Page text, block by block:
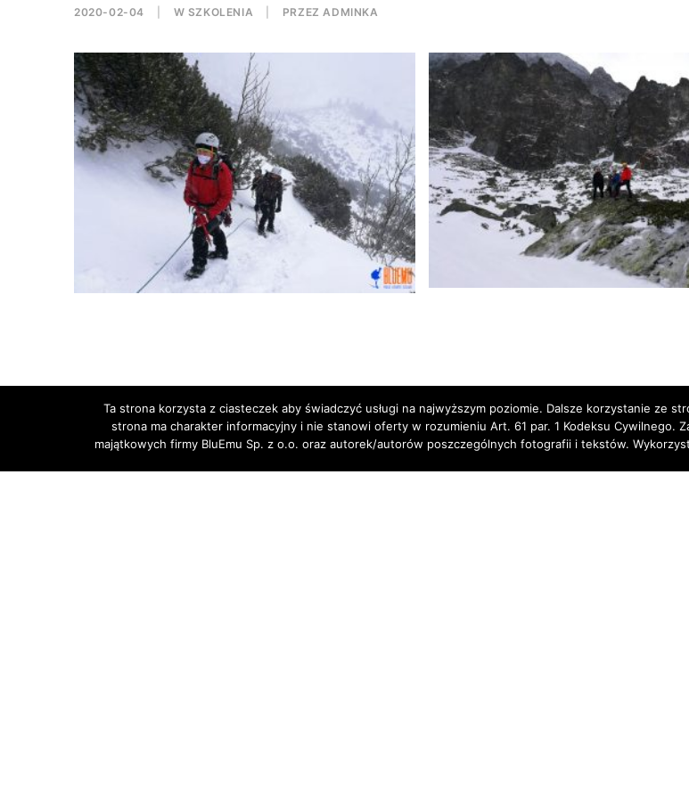
2020-02-04 W SZKOLENIA PRZEZADMINKA
Ta strona korzysta z ciasteczek aby świadczyć usługi na najwyższym poziomie. Dalsze korzystanie ze
strona ma charakter informacyjny i nie stanowi oferty w rozumieniu Art. 61 par. 1 Kodeksu Cywilnego.
majątkowych firmy BluEmu Sp. z o.o. oraz autorek/autorów poszczególnych fotografii i tekstów.